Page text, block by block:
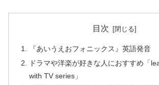
目次
『あいうえおフォニックス』英語発音
ドラマや洋楽が好きな人におすすめ「
with TV series」